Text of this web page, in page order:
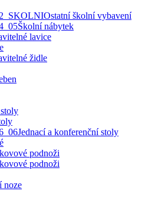
Ostatní školní vybavení
Školní nábytek
lavice
židle
Jednací a konferenční stoly
podnoži
podnoži
noze